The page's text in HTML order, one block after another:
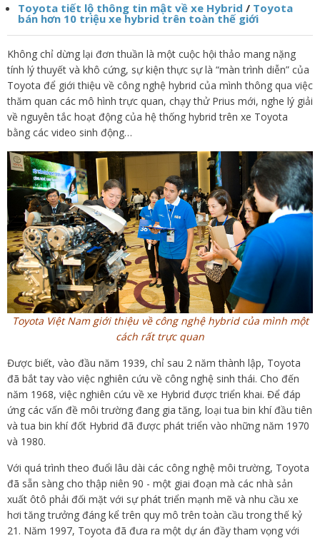
Toyota tiết lộ thông tin mật về xe Hybrid / Toyota
bán hơn 10 triệu xe hybrid trên toàn thế giới
Không chỉ dừng lại đơn thuần là một cuộc hội thảo mang nặng
tính lý thuyết và khô cứng, sự kiện thực sự là “màn trình diễn” của
Toyota để giới thiệu về công nghệ hybrid của mình thông qua việc
thăm quan các mô hình trực quan, chạy thử Prius mới, nghe lý giải
về nguyên tắc hoạt động của hệ thống hybrid trên xe Toyota
bằng các video sinh động…
Toyota Việt Nam giới thiệu về công nghệ hybrid của mình một
cách rất trực quan
Được biết, vào đầu năm 1939, chỉ sau 2 năm thành lập, Toyota
đã bắt tay vào việc nghiên cứu về công nghệ sinh thái. Cho đến
năm 1968, việc nghiên cứu về xe Hybrid được triển khai. Để đáp
ứng các vấn đề môi trường đang gia tăng, loại tua bin khí đầu tiên
và tua bin khí đốt Hybrid đã được phát triển vào những năm 1970
và 1980.
Với quá trình theo đuổi lâu dài các công nghệ môi trường, Toyota
đã sẵn sàng cho thập niên 90 - một giai đoạn mà các nhà sản
xuất ôtô phải đối mặt với sự phát triển mạnh mẽ và nhu cầu xe
hơi tăng trưởng đáng kể trên quy mô trên toàn cầu trong thế kỷ
21. Năm 1997, Toyota đã đưa ra một dự án đầy tham vọng với